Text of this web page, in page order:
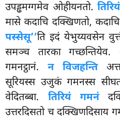
उपड्ढमग्गमेव ओहीयनतो.
मासे कदाचि दक्खिणतो, कदाचि
पस्सेसू’’ति इदं येभुय्यवसेन
समञ्च तारका गच्छन्तियेव.
गमनट्ठानं.न विजहन्ति
सूरियस्स उजुकं गमनस्स
वेदितब्बा. तिरियं गमनं
उत्तरदिसतो च दक्खिणदिसाय